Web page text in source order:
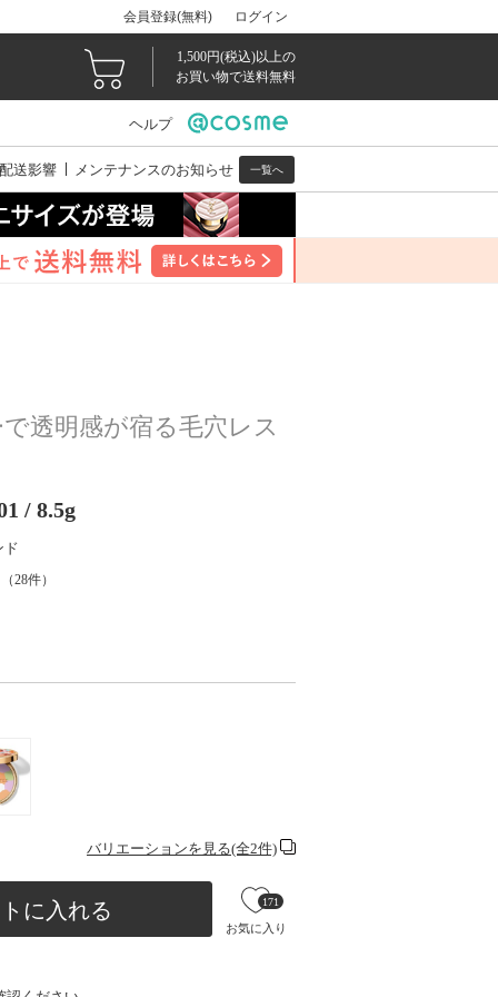
会員登録(無料) ログイン
1,500円(税込)以上の
お買い物で送料無料
ヘルプ
送影響 メンテナンスのお知らせ 一覧へ
透明感が宿る毛穴レス
/ 8.5g
ド
（28件）
バリエーションを見る(全2件)
に入れる
お気に入り
171